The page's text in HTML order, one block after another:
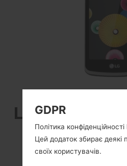
LG K121
LG K4
GDPR
Політика
Цей додаток збирає деякі
своїх користувачів.